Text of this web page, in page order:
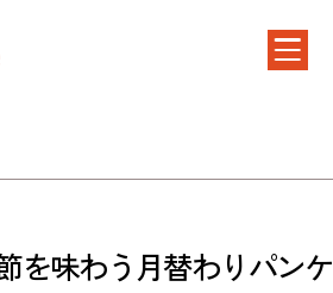
を味わう月替わりパンケ